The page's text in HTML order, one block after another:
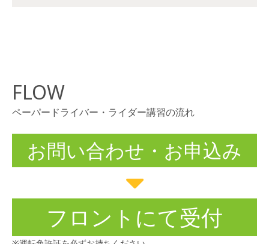
FLOW
ペーパードライバー・ライダー講習の流れ
お問い合わせ・お申込み
フロントにて受付